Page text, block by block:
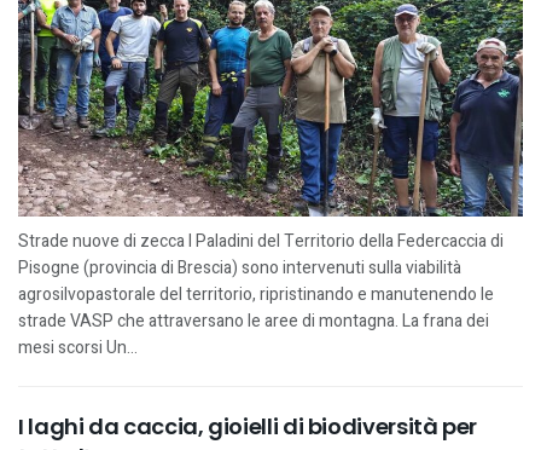
Strade nuove di zecca I Paladini del Territorio della Federcaccia di
Pisogne (provincia di Brescia) sono intervenuti sulla viabilità
agrosilvopastorale del territorio, ripristinando e manutenendo le
strade VASP che attraversano le aree di montagna. La frana dei
mesi scorsi Un...
I laghi da caccia, gioielli di biodiversità per